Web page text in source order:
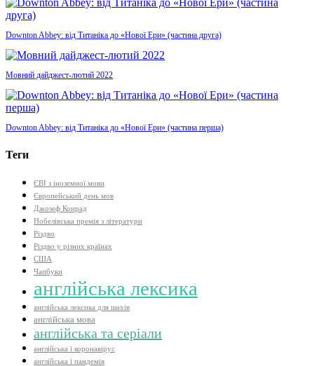
Downton Abbey: від Титаніка до «Нової Ери» (частина друга)
Мовний дайджест-лютий 2022
Downton Abbey: від Титаніка до «Нової Ери» (частина перша)
Теги
ЄВІ з іноземної мови
Європейський день мов
Джозеф Конрад
Нобелівська премія з літератури
Різдво
Різдво у різних країнах
США
Чапбуки
англійська лексика
англійська лексика для шахів
англійська мова
англійська та серіали
англійська і коронавірус
англійська і пандемія